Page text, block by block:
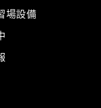
（税込）
（税込）
税込）
（税込）
場設備